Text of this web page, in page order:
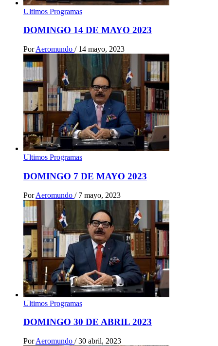
Ultimos Programas
DOMINGO 14 DE MAYO 2023
Por Aeromundo / 14 mayo, 2023
Ultimos Programas
DOMINGO 7 DE MAYO 2023
Por Aeromundo / 7 mayo, 2023
Ultimos Programas
DOMINGO 30 DE ABRIL 2023
Por Aeromundo / 30 abril, 2023